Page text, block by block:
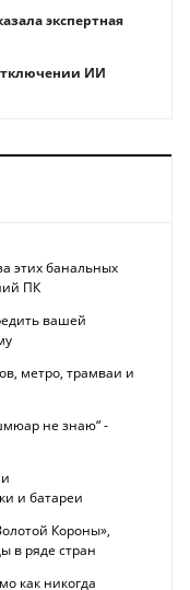
экспертная
ИИ
этих банальных
ПК
вашей
метро, трамваи и
не знаю“ -
и батареи
Короны»,
в ряде стран
как никогда